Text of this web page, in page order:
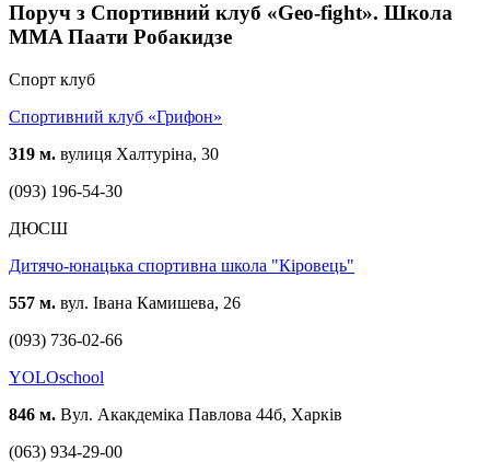
Поруч з Спортивний клуб «Geo-fight». Школа
MMA Паати Робакидзе
Спорт клуб
Спортивний клуб «Грифон»
319 м. вулиця Халтуріна, 30
(093) 196-54-30
ДЮСШ
Дитячо-юнацька спортивна школа "Кіровець"
557 м. вул. Івана Камишева, 26
(093) 736-02-66
YOLOschool
846 м. Вул. Акакдеміка Павлова 44б, Харків
(063) 934-29-00